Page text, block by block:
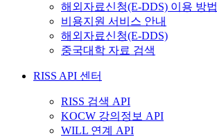
해외자료신청(E-DDS) 이용 방법
비용지원 서비스 안내
해외자료신청(E-DDS)
중국대학 자료 검색
RISS API 센터
RISS 검색 API
KOCW 강의정보 API
WILL 연계 API